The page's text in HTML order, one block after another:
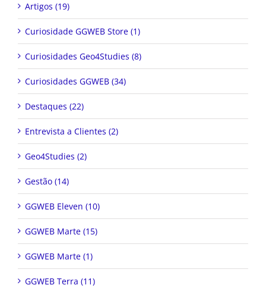
Artigos (19)
Curiosidade GGWEB Store (1)
Curiosidades Geo4Studies (8)
Curiosidades GGWEB (34)
Destaques (22)
Entrevista a Clientes (2)
Geo4Studies (2)
Gestão (14)
GGWEB Eleven (10)
GGWEB Marte (15)
GGWEB Marte (1)
GGWEB Terra (11)